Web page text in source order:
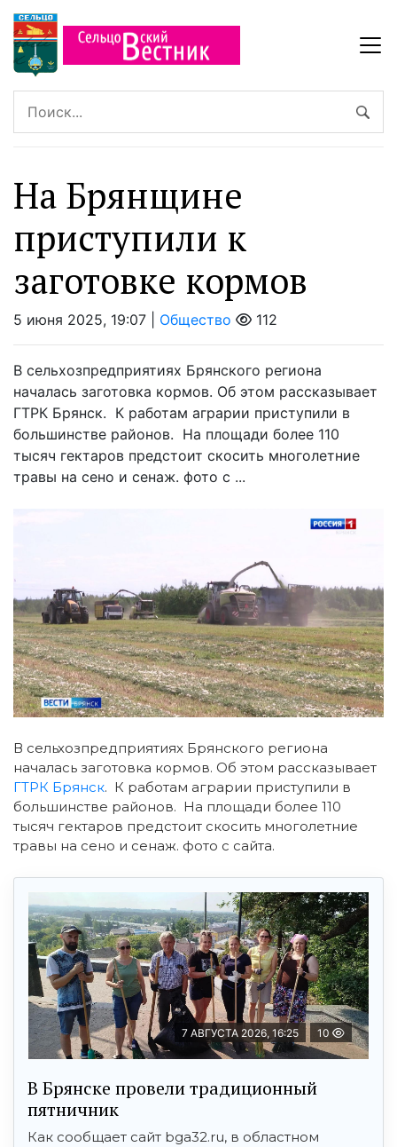
На Брянщине
приступили к
заготовке кормов
5 июня 2025, 19:07 | Общество 112
В сельхозпредприятиях Брянского региона
началась заготовка кормов. Об этом рассказывает
ГТРК Брянск. К работам аграрии приступили в
большинстве районов. На площади более 110
тысяч гектаров предстоит скосить многолетние
травы на сено и сенаж. фото с ...
В сельхозпредприятиях Брянского региона
началась заготовка кормов. Об этом рассказывает
ГТРК Брянск. К работам аграрии приступили в
большинстве районов. На площади более 110
тысяч гектаров предстоит скосить многолетние
травы на сено и сенаж. фото с сайта.
7 АВГУСТА 2026, 16:25 10
В Брянске провели традиционный
пятничник
Как сообщает сайт bga32.ru, в областном